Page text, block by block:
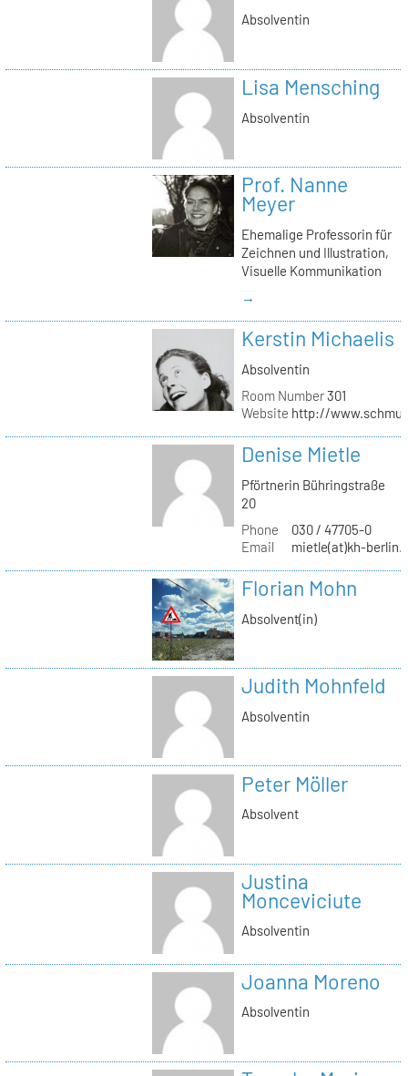
Absolventin
Lisa Mensching
Absolventin
Prof. Nanne
Meyer
Ehemalige Professorin für
Zeichnen und Illustration,
Visuelle Kommunikation
→
Kerstin Michaelis
Absolventin
Room Number301
Website http://
Denise Mietle
Pförtnerin Bühringstraße
20
Phone
030 / 47705-0
Email
mietle(at)kh-
Florian Mohn
Absolvent(in)
Judith Mohnfeld
Absolventin
Peter Möller
Absolvent
Justina
Monceviciute
Absolventin
Joanna Moreno
Absolventin